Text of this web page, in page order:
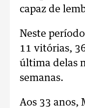
capaz de
Neste
11 vitórias,
última delas
semanas.
Aos 33 anos,